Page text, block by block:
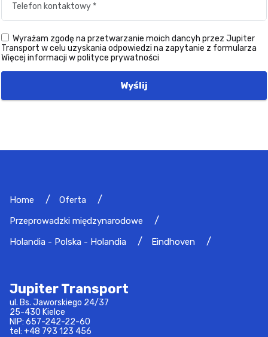
Wyrażam zgodę na przetwarzanie moich dancyh przez Jupiter
Transport w celu uzyskania odpowiedzi na zapytanie z formularza
Więcej informacji w polityce prywatności
Wyślij
Home
Oferta
Przeprowadzki międzynarodowe
Holandia - Polska - Holandia
Eindhoven
Jupiter Transport
ul. Bs. Jaworskiego 24/37
25-430 Kielce
NIP: 657-242-22-60
tel: +48 793 123 456